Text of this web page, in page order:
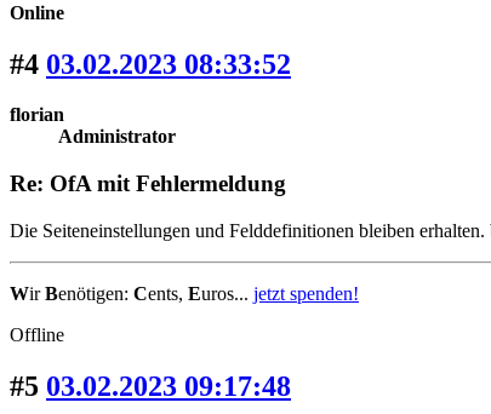
Online
#4 03.02.2023 08:33:52
florian
Administrator
Re: OfA mit Fehlermeldung
Die Seiteneinstellungen und Felddefinitionen bleiben
WirBenötigen: Cents, Euros... jetzt spenden!
Offline
#5 03.02.2023 09:17:48